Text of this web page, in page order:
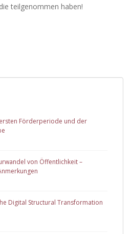
teilgenommen haben!
Förderperiode und der
von Öffentlichkeit –
Digital Structural Transformation